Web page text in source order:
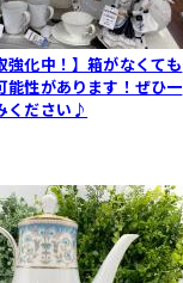
強化中！】箱がなくても
能性があります！ぜひ一
ください♪